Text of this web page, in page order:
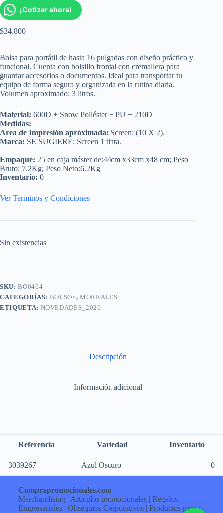
¡Cotizar ahora!
$34.800
Bolsa para portátil de hasta 16 pulgadas con diseño práctico y
funcional. Cuenta con bolsillo frontal con cremallera para
guardar accesorios o documentos. Ideal para transportar tu
equipo de forma segura y organizada en la rutina diaria.
Volumen aproximado: 3 litros.
Material: 600D + Snow Poliéster + PU + 210D
Medidas:
Area de Impresión apróximada: Screen: (10 X 2).
Marca: SE SUGIERE: Screen 1 tinta.
Empaque: 25 en caja máster de:44cm x33cm x48 cm; Peso
Bruto: 7.2Kg; Peso Neto:6.2Kg
Inventario: 0
Ver Terminos y Condiciones
Sin existencias
SKU:BO0464
CATEGORÍAS: BOLSOS,MORRALES
ETIQUETA: NOVEDADES_2026
Descripción
Información adicional
Referencia Variedad Inventario
3039267 Azul Oscuro 0
Comprapromocionales.com
Merchandising | Artículos promocionales | Regalos
Empresariales | Obsequios Corporativos | Productos para